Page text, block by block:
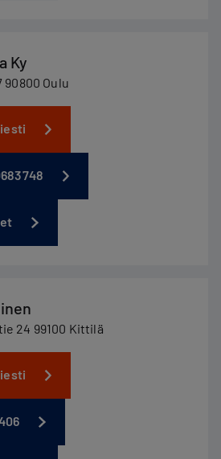
Ky
90800 Oulu
24 99100 Kittilä